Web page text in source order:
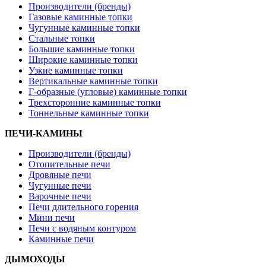
Производители (бренды)
Газовые каминные топки
Чугунные каминные топки
Стальные топки
Большие каминные топки
Широкие каминные топки
Узкие каминные топки
Вертикальные каминные топки
Г-образные (угловые) каминные топки
Трехсторонние каминные топки
Тоннельные каминные топки
ПЕЧИ-КАМИНЫ
Производители (бренды)
Отопительные печи
Дровяные печи
Чугунные печи
Варочные печи
Печи длительного горения
Мини печи
Печи с водяным контуром
Каминные печи
ДЫМОХОДЫ